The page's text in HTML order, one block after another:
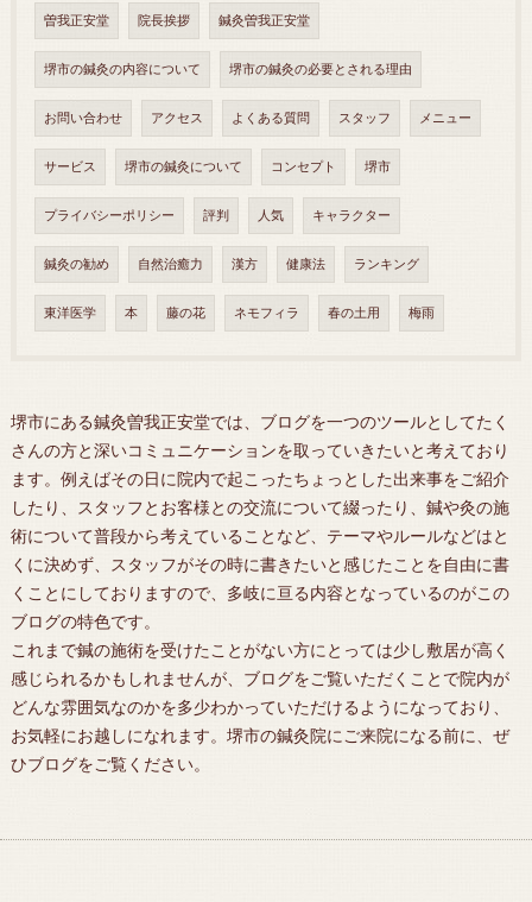
曽我正安堂 院長挨拶 鍼灸曽我正安堂
堺市の鍼灸の内容について 堺市の鍼灸の必要とされる理由
お問い合わせ アクセス よくある質問 スタッフ メニュー
サービス 堺市の鍼灸について コンセプト 堺市
プライバシーポリシー 評判 人気 キャラクター
鍼灸の勧め 自然治癒力 漢方 健康法 ランキング
東洋医学 本 藤の花 ネモフィラ 春の土用 梅雨
堺市にある鍼灸曽我正安堂では、ブログを一つのツールとしてたく
さんの方と深いコミュニケーションを取っていきたいと考えており
ます。例えばその日に院内で起こったちょっとした出来事をご紹介
したり、スタッフとお客様との交流について綴ったり、鍼や灸の施
術について普段から考えていることなど、テーマやルールなどはと
くに決めず、スタッフがその時に書きたいと感じたことを自由に書
くことにしておりますので、多岐に亘る内容となっているのがこの
ブログの特色です。
これまで鍼の施術を受けたことがない方にとっては少し敷居が高く
感じられるかもしれませんが、ブログをご覧いただくことで院内が
どんな雰囲気なのかを多少わかっていただけるようになっており、
お気軽にお越しになれます。堺市の鍼灸院にご来院になる前に、ぜ
ひブログをご覧ください。